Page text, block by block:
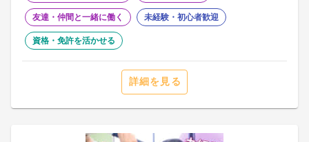
友達・仲間と一緒に働く 未経験・初心者歓迎
資格・免許を活かせる
詳細を見る